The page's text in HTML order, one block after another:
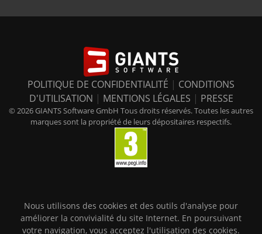
POLITIQUE DE CONFIDENTIALITÉ | CONDITIONS
D'UTILISATION | MENTIONS LÉGALES | PRESSE
© 2026 GIANTS Software GmbH Tous droits réservés. Toutes les autres
marques sont la propriété de leurs dépositaires respectifs.
Nous utilisons des cookies et des outils d'analyse pour
améliorer la convivialité du site Internet. En poursuivant
votre navigation, vous acceptez l'utilisation des cookies.